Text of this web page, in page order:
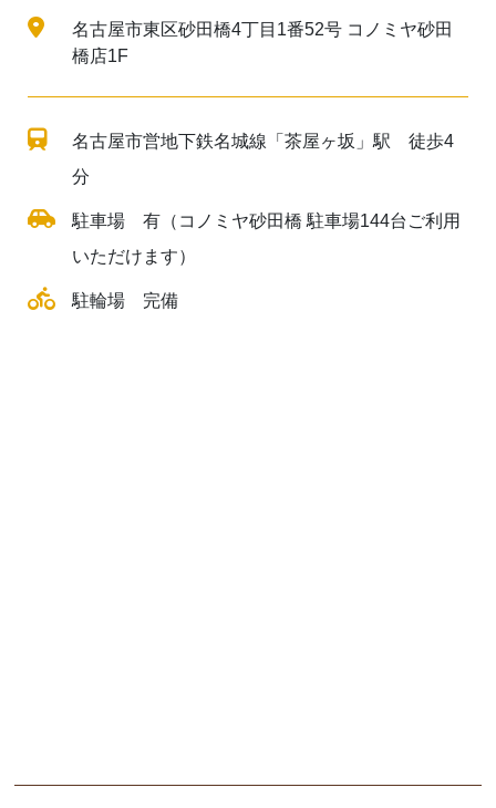
名古屋市東区砂田橋4丁目1番52号 コノミヤ砂田
橋店1F
名古屋市営地下鉄名城線「茶屋ヶ坂」駅 徒歩4
分
駐車場 有（コノミヤ砂田橋 駐車場144台ご利用
いただけます）
駐輪場 完備